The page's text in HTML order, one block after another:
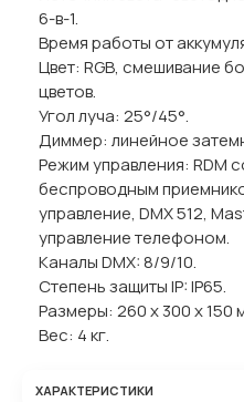
6-в-1.
Время работы от
Цвет: RGB, смешивание
цветов.
Угол луча: 25°/45°.
Диммер: линейное
Режим управления: RDM
беспроводным
управление, DMX 512,
управление телефоном.
Каналы DMX: 8/9/10.
Степень защиты IP: IP65.
Размеры: 260 х 300 х 150
Вес: 4 кг.
ХАРАКТЕРИСТИКИ